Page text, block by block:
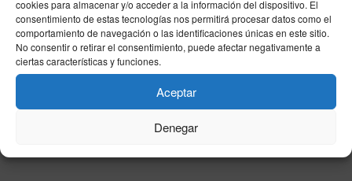
cookies para almacenar y/o acceder a la información del dispositivo. El
consentimiento de estas tecnologías nos permitirá procesar datos como el
comportamiento de navegación o las identificaciones únicas en este sitio.
No consentir o retirar el consentimiento, puede afectar negativamente a
ciertas características y funciones.
Aceptar
Denegar
23/03/2026
‘El Hormiguero’ presenta una semana cargada
de humor, drama y estrenos televisivos